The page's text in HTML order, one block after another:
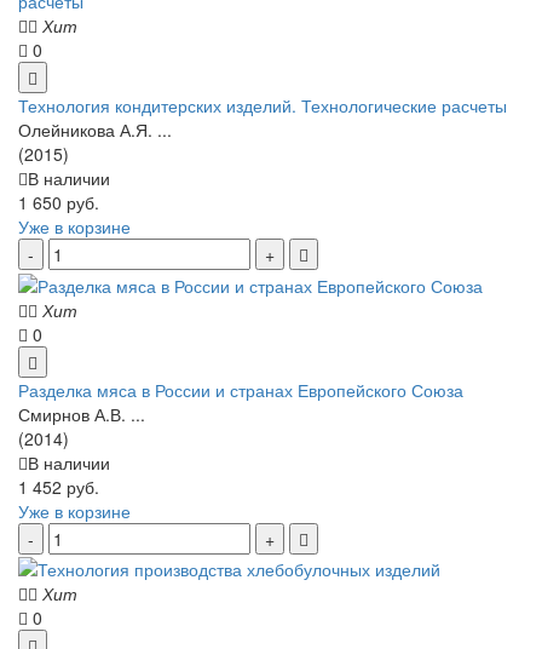
Хит
0
Технология кондитерских изделий. Технологические расчеты
Олейникова А.Я. ...
(2015)
В наличии
1 650 руб.
Уже в корзине
Хит
0
Разделка мяса в России и странах Европейского Союза
Смирнов А.В. ...
(2014)
В наличии
1 452 руб.
Уже в корзине
Хит
0